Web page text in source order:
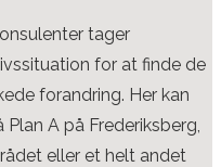
tager
for at finde de
forandring. Her kan
A på Frederiksberg,
eller et helt andet